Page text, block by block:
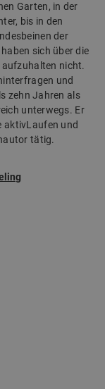
Garten, in der
bis in den
der
sich über die
nicht.
und
zehn Jahren als
unterwegs. Er
aktivLaufen und
tätig.